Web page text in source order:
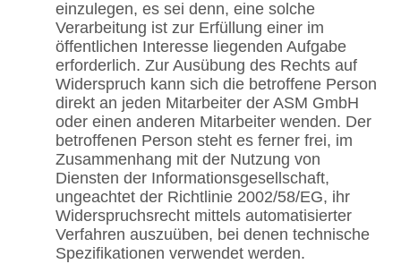
einzulegen, es sei denn, eine solche
Verarbeitung ist zur Erfüllung einer im
öffentlichen Interesse liegenden Aufgabe
erforderlich. Zur Ausübung des Rechts auf
Widerspruch kann sich die betroffene Person
direkt an jeden Mitarbeiter der ASM GmbH
oder einen anderen Mitarbeiter wenden. Der
betroffenen Person steht es ferner frei, im
Zusammenhang mit der Nutzung von
Diensten der Informationsgesellschaft,
ungeachtet der Richtlinie 2002/58/EG, ihr
Widerspruchsrecht mittels automatisierter
Verfahren auszuüben, bei denen technische
Spezifikationen verwendet werden.